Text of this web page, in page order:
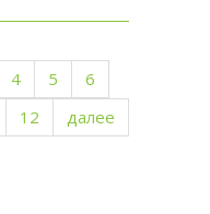
4 5
6
12
далее